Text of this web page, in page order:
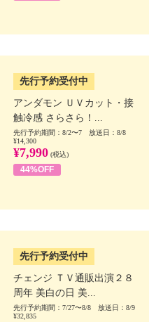
先行予約受付中
アンダモン ＵＶカット・接
触冷感 さらさら！...
先行予約期間：8/2〜7 放送日：8/8
¥14,300
¥7,990 (税込)
44%OFF
先行予約受付中
チェンジ ＴＶ通販出演２８
周年 美白の日 美...
先行予約期間：7/27〜8/8 放送日：8/9
¥32,835